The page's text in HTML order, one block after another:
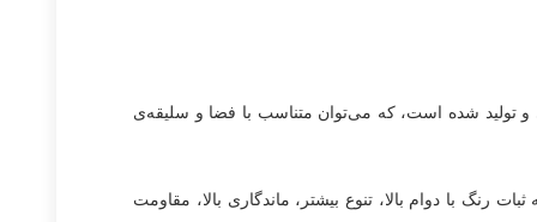
طلاکرم طراحی و تولید شده است، که می‌توان متناسب با فضا و سلیقه‌ی
رنگ با دوام بالا، تنوع بیشتر، ماندگاری بالا، مقاومت